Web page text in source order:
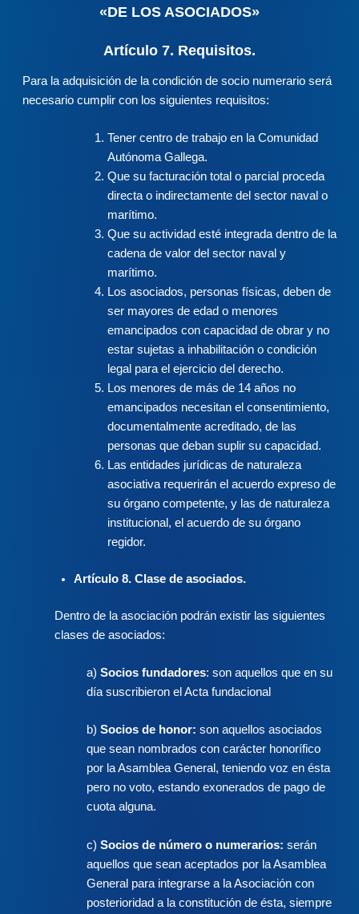
«DE LOS ASOCIADOS»
Artículo 7. Requisitos.
Para la adquisición de la condición de socio numerario será
necesario cumplir con los siguientes requisitos:
Tener centro de trabajo en la Comunidad
Autónoma Gallega.
Que su facturación total o parcial proceda
directa o indirectamente del sector naval o
marítimo.
Que su actividad esté integrada dentro de la
cadena de valor del sector naval y
marítimo.
Los asociados, personas físicas, deben de
ser mayores de edad o menores
emancipados con capacidad de obrar y no
estar sujetas a inhabilitación o condición
legal para el ejercicio del derecho.
Los menores de más de 14 años no
emancipados necesitan el consentimiento,
documentalmente acreditado, de las
personas que deban suplir su capacidad.
Las entidades jurídicas de naturaleza
asociativa requerirán el acuerdo expreso de
su órgano competente, y las de naturaleza
institucional, el acuerdo de su órgano
regidor.
Artículo 8. Clase de asociados.
Dentro de la asociación podrán existir las siguientes
clases de asociados:
a) Socios fundadores: son aquellos que en su
día suscribieron el Acta fundacional
b) Socios de honor: son aquellos asociados
que sean nombrados con carácter honorífico
por la Asamblea General, teniendo voz en ésta
pero no voto, estando exonerados de pago de
cuota alguna.
c) Socios de número o numerarios: serán
aquellos que sean aceptados por la Asamblea
General para integrarse a la Asociación con
posterioridad a la constitución de ésta, siempre